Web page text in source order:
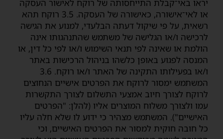
יראו באי־קבלת התייחסותה של רוקח לאישור העסקה
או לאי־אישורה, כאישורה של העסקה. 3.5 רוקח תהא
רשאית, על פי שיקול דעתה הבלעדי, למנוע את הגישה
לרכישה ו/או הגלישה של משתמש שהתנהגותו אינה
הולמת או שאינה לפי תנאי השימוש ו/או לפי כל דין, או
המנסה לפגוע באופן כלשהו בניהול הרכישות באתר
ו/או בפעילותו התקינה של האתר ו/או רוקח. 3.6
המשתמש ימסור לרוקח את הפרטים אישיים הנחוצים
לרוקח לצורך חיוב אמצעי התשלום לצורך התקשרות
עמו ולצורך משלוח המוצרים אליו (להלן: "הפרטים
האישיים"). המשתמש מצהיר כי ידוע לו שלא חלה עליו
כל חובה חוקית למסור את הפרטים האישיים, וכי